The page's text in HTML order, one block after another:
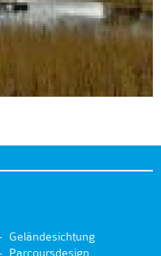
Geländesichtung
Parcoursdesign